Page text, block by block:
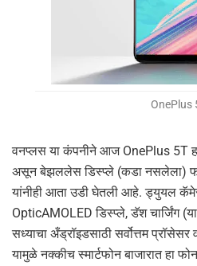
OnePlus
वनप्लस या कंपनीने आज OnePlus 5T हा
असून बेझललेस डिस्प्ले (कडा नसलेला)
यांनीही आता उडी घेतली आहे. ड्युयल
OpticAMOLED डिस्प्ले, डॅश चार्जिंग
सध्याचा अँड्रॉइडसाठी सर्वोत्तम
यामुळे नक्कीच स्मार्टफोन बाजारात हा